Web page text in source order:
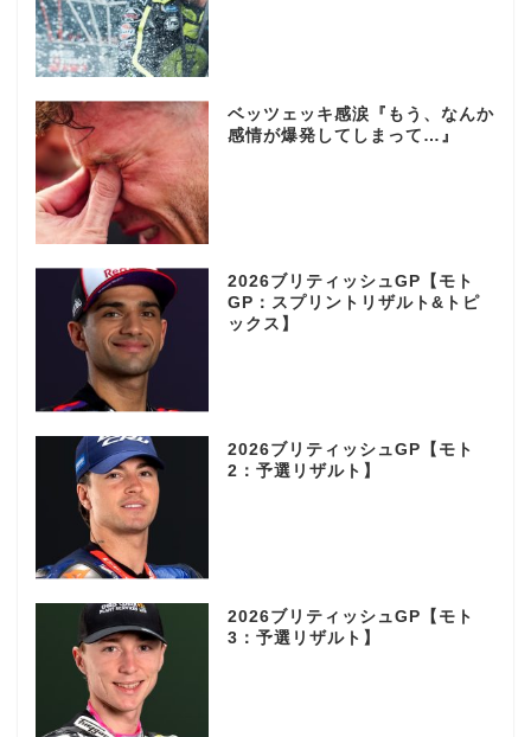
ベッツェッキ感涙『もう、なんか
感情が爆発してしまって…』
2026ブリティッシュGP【モト
GP：スプリントリザルト&トピ
ックス】
2026ブリティッシュGP【モト
2：予選リザルト】
2026ブリティッシュGP【モト
3：予選リザルト】